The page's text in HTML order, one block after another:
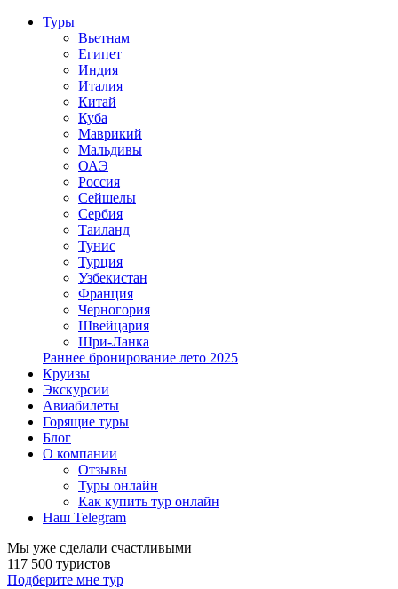
Туры
Вьетнам
Египет
Индия
Италия
Китай
Куба
Маврикий
Мальдивы
ОАЭ
Россия
Сейшелы
Сербия
Таиланд
Тунис
Турция
Узбекистан
Франция
Черногория
Швейцария
Шри-Ланка
Раннее бронирование лето 2025
Круизы
Экскурсии
Авиабилеты
Горящие туры
Блог
О компании
Отзывы
Туры онлайн
Как купить тур онлайн
Наш Telegram
Мы уже сделали счастливыми
117 500 туристов
Подберите мне тур